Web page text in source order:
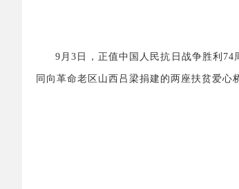
9月3日，正值中国人民抗日战争胜利
同向革命老区山西吕梁捐建的两座扶贫爱心